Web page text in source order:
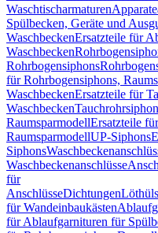
Waschtischarmaturen
Spülbecken, Geräte und
WaschbeckenErsatzteile für
Waschbecken
Rohrbogensiphons
für Rohrbogensiphons,
WaschbeckenErsatzteile für
Waschbecken
RaumsparmodellErsatzteile
RaumsparmodellUP-Siphons
Siphons
Waschbeckenanschlüsse
für
AnschlüsseDichtungen
für Wandeinbaukästen
für Ablaufgarnituren für